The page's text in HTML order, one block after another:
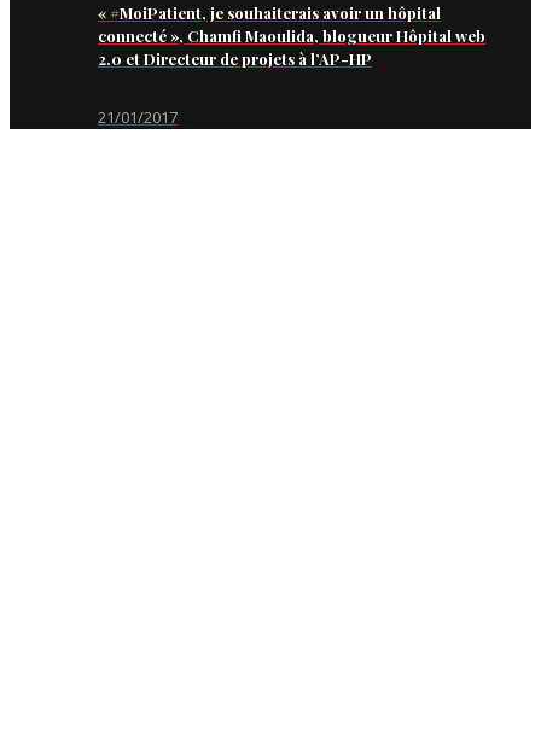
« #MoiPatient, je souhaiterais avoir un hôpital
connecté », Chamfi Maoulida, blogueur Hôpital web
2.0 et Directeur de projets à l’AP-HP
21/01/2017